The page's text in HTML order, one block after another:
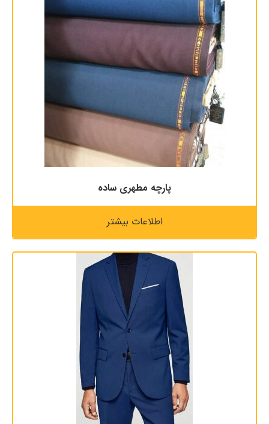
پارچه مطهری ساده
اطلاعات بیشتر